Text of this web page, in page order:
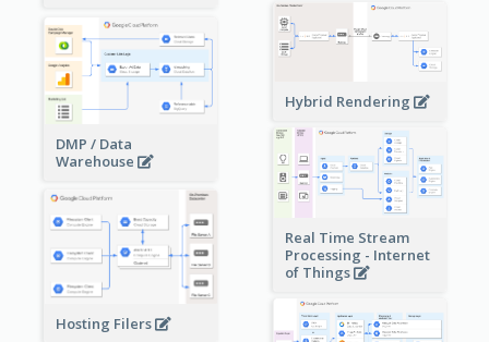
Hybrid Rendering
DMP / Data
Warehouse
Real Time Stream
Processing - Internet
of Things
Hosting Filers